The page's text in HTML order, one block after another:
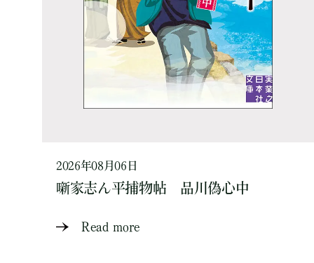
2026年08月06日
噺家志ん平捕物帖 品川偽心中
Read more